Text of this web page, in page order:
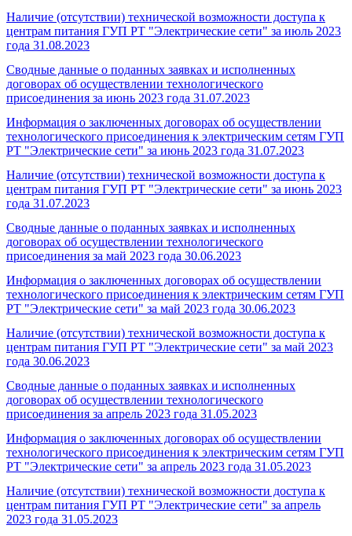
Наличие (отсутствии) технической возможности доступа к
центрам питания ГУП РТ "Электрические сети" за июль 2023
года 31.08.2023
Сводные данные о поданных заявках и исполненных
договорах об осуществлении технологического
присоединения за июнь 2023 года 31.07.2023
Информация о заключенных договорах об осуществлении
технологического присоединения к электрическим сетям ГУП
РТ "Электрические сети" за июнь 2023 года 31.07.2023
Наличие (отсутствии) технической возможности доступа к
центрам питания ГУП РТ "Электрические сети" за июнь 2023
года 31.07.2023
Сводные данные о поданных заявках и исполненных
договорах об осуществлении технологического
присоединения за май 2023 года 30.06.2023
Информация о заключенных договорах об осуществлении
технологического присоединения к электрическим сетям ГУП
РТ "Электрические сети" за май 2023 года 30.06.2023
Наличие (отсутствии) технической возможности доступа к
центрам питания ГУП РТ "Электрические сети" за май 2023
года 30.06.2023
Сводные данные о поданных заявках и исполненных
договорах об осуществлении технологического
присоединения за апрель 2023 года 31.05.2023
Информация о заключенных договорах об осуществлении
технологического присоединения к электрическим сетям ГУП
РТ "Электрические сети" за апрель 2023 года 31.05.2023
Наличие (отсутствии) технической возможности доступа к
центрам питания ГУП РТ "Электрические сети" за апрель
2023 года 31.05.2023